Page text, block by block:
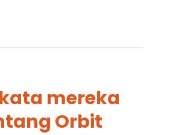
mereka
Orbit